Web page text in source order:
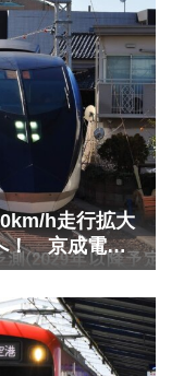
h走行拡大
！ 京成電鉄
定)